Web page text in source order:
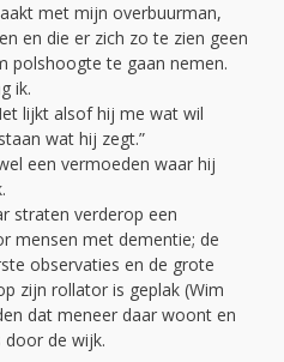
met mijn overbuurman,
en die er zich zo te zien geen
polshoogte te gaan nemen.
ik.
lijkt alsof hij me wat wil
wat hij zegt.”
een vermoeden waar hij
straten verderop een
mensen met dementie; de
observaties en de grote
zijn rollator is geplak (Wim
dat meneer daar woont en
de wijk.